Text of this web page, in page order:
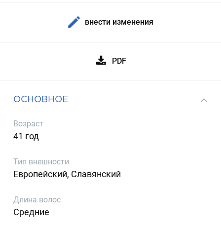
внести изменения
PDF
ОСНОВНОЕ
Возраст
41 год
Тип внешности
Европейский, Славянский
Длина волос
Средние